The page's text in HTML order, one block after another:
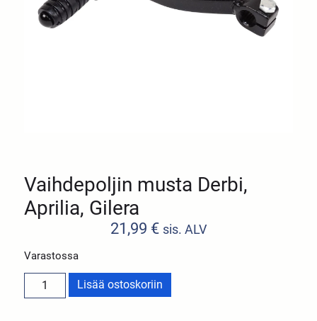
Vaihdepoljin musta Derbi,
Aprilia, Gilera
21,99 € sis. ALV
Varastossa
Lisää ostoskoriin